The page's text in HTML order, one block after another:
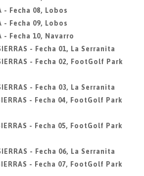
- Fecha 08, Lobos
- Fecha 09, Lobos
- Fecha 10, Navarro
- Fecha 01, La Serranita
- Fecha 02, FootGolf Park
- Fecha 03, La Serranita
- Fecha 04, FootGolf Park
- Fecha 05, FootGolf Park
- Fecha 06, La Serranita
- Fecha 07, FootGolf Park